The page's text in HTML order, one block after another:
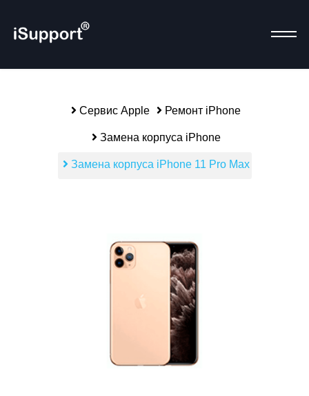
Сервис Apple Ремонт iPhone
Замена корпуса iPhone
Замена корпуса iPhone 11 Pro Max